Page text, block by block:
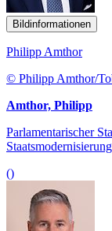
Bildinformationen
Philipp Amthor
© Philipp Amthor/
Amthor, Philipp
Parlamentarischer
Staatsmodernisierung
()